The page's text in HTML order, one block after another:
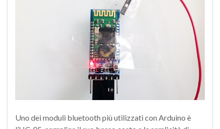
Uno dei moduli bluetooth più utilizzati con Arduino è